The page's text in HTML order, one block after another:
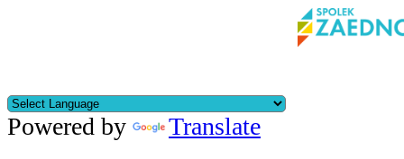
Powered by Translate